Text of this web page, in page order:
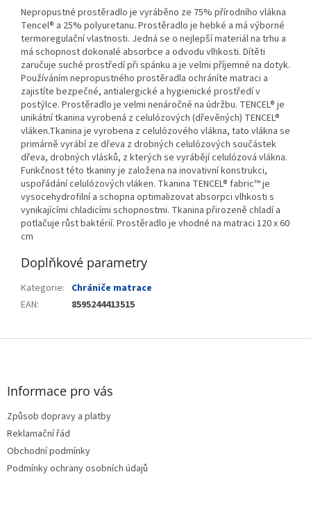
Nepropustné prostěradlo je vyráběno ze 75% přírodního vlákna
Tencel® a 25% polyuretanu. Prostěradlo je hebké a má výborné
termoregulační vlastnosti. Jedná se o nejlepší materiál na trhu a
má schopnost dokonalé absorbce a odvodu vlhkosti. Dítěti
zaručuje suché prostředí při spánku a je velmi příjemné na dotyk.
Používáním nepropustného prostěradla ochráníte matraci a
zajistíte bezpečné, antialergické a hygienické prostředí v
postýlce. Prostěradlo je velmi nenáročné na údržbu. TENCEL® je
unikátní tkanina vyrobená z celulózových (dřevěných) TENCEL®
vláken.Tkanina je vyrobena z celulózového vlákna, tato vlákna se
primárně vyrábí ze dřeva z drobných celulózových součástek
dřeva, drobných vlásků, z kterých se vyrábějí celulózová vlákna.
Funkčnost této tkaniny je založena na inovativní konstrukci,
uspořádání celulózových vláken. Tkanina TENCEL® fabric™ je
vysocehydrofilní a schopna optimalizovat absorpci vlhkosti s
vynikajícími chladicími schopnostmi. Tkanina přirozeně chladí a
potlačuje růst baktérií. Prostěradlo je vhodné na matraci 120 x 60
cm
Doplňkové parametry
Kategorie: Chrániče matrace
EAN: 8595244413515
Z
Informace pro vás
Způsob dopravy a platby
Reklamační řád
Obchodní podmínky
Podmínky ochrany osobních údajů